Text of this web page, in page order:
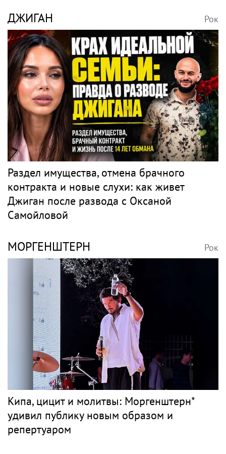
ДЖИГАН Рок
Раздел имущества, отмена брачного
контракта и новые слухи: как живет
Джиган после развода с Оксаной
Самойловой
МОРГЕНШТЕРН Рок
Кипа, цицит и молитвы: Моргенштерн*
удивил публику новым образом и
репертуаром